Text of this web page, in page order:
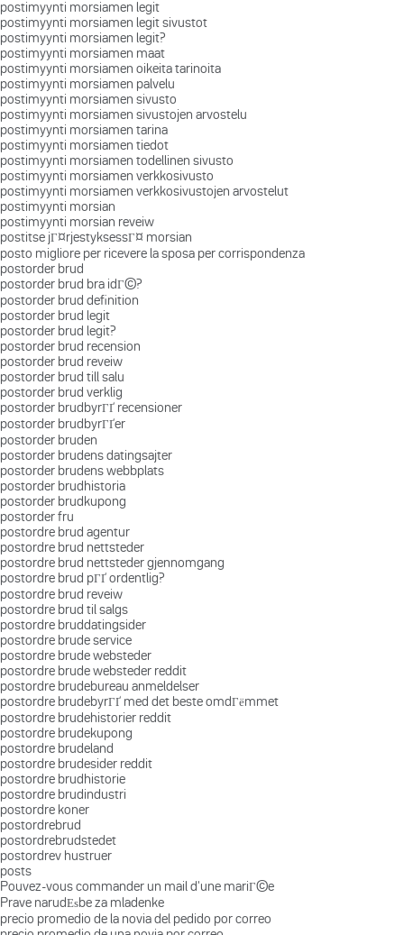
postimyynti morsiamen legit
postimyynti morsiamen legit sivustot
postimyynti morsiamen legit?
postimyynti morsiamen maat
postimyynti morsiamen oikeita tarinoita
postimyynti morsiamen palvelu
postimyynti morsiamen sivusto
postimyynti morsiamen sivustojen arvostelu
postimyynti morsiamen tarina
postimyynti morsiamen tiedot
postimyynti morsiamen todellinen sivusto
postimyynti morsiamen verkkosivusto
postimyynti morsiamen verkkosivustojen arvostelut
postimyynti morsian
postimyynti morsian reveiw
postitse jГ¤rjestyksessГ¤ morsian
posto migliore per ricevere la sposa per corrispondenza
postorder brud
postorder brud bra idГ©?
postorder brud definition
postorder brud legit
postorder brud legit?
postorder brud recension
postorder brud reveiw
postorder brud till salu
postorder brud verklig
postorder brudbyrГҐ recensioner
postorder brudbyrГҐer
postorder bruden
postorder brudens datingsajter
postorder brudens webbplats
postorder brudhistoria
postorder brudkupong
postorder fru
postordre brud agentur
postordre brud nettsteder
postordre brud nettsteder gjennomgang
postordre brud pГҐ ordentlig?
postordre brud reveiw
postordre brud til salgs
postordre bruddatingsider
postordre brude service
postordre brude websteder
postordre brude websteder reddit
postordre brudebureau anmeldelser
postordre brudebyrГҐ med det beste omdГёmmet
postordre brudehistorier reddit
postordre brudekupong
postordre brudeland
postordre brudesider reddit
postordre brudhistorie
postordre brudindustri
postordre koner
postordrebrud
postordrebrudstedet
postordrev hustruer
posts
Pouvez-vous commander un mail d'une mariГ©e
Prave narudЕѕbe za mladenke
precio promedio de la novia del pedido por correo